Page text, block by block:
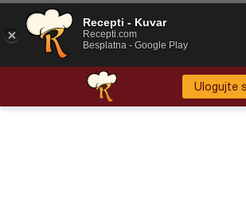
Ulogujte
Recepti - Kuvar
Recepti.com
Besplatna - Google Play